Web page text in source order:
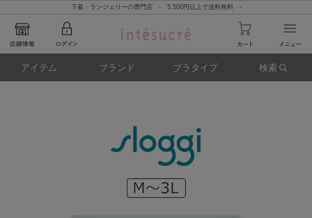
下着・ランジェリーの専門店 - 5,500円以上で送料無料 -
アイテム ブランド ブラタイプ 検索